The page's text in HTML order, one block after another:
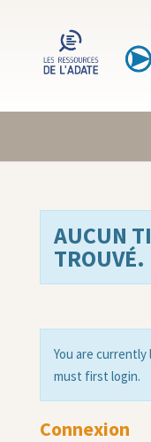
AUCUN
TROUVÉ.
You are
must first login.
Connexion